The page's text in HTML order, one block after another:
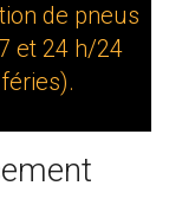
de pneus
et 24 h/24